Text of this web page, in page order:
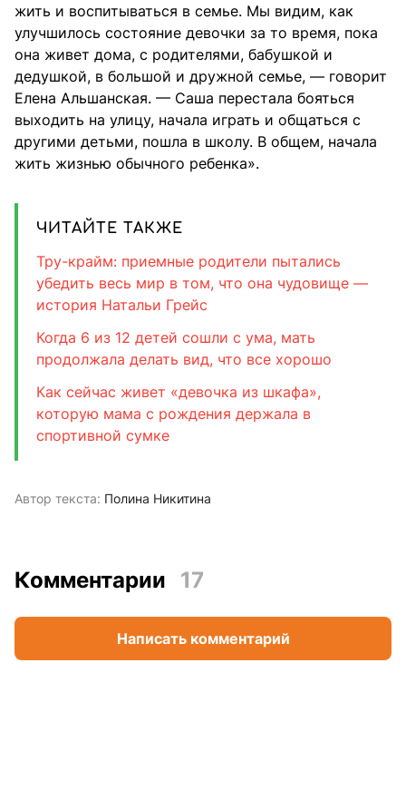
жить и воспитываться в семье. Мы видим, как
улучшилось состояние девочки за то время, пока
она живет дома, с родителями, бабушкой и
дедушкой, в большой и дружной семье, — говорит
Елена Альшанская. — Саша перестала бояться
выходить на улицу, начала играть и общаться с
другими детьми, пошла в школу. В общем, начала
жить жизнью обычного ребенка».
ЧИТАЙТЕ ТАКЖЕ
Тру-крайм: приемные родители пытались
убедить весь мир в том, что она чудовище —
история Натальи Грейс
Когда 6 из 12 детей сошли с ума, мать
продолжала делать вид, что все хорошо
Как сейчас живет «девочка из шкафа»,
которую мама с рождения держала в
спортивной сумке
Автор текста: Полина Никитина
Комментарии 17
Написать комментарий